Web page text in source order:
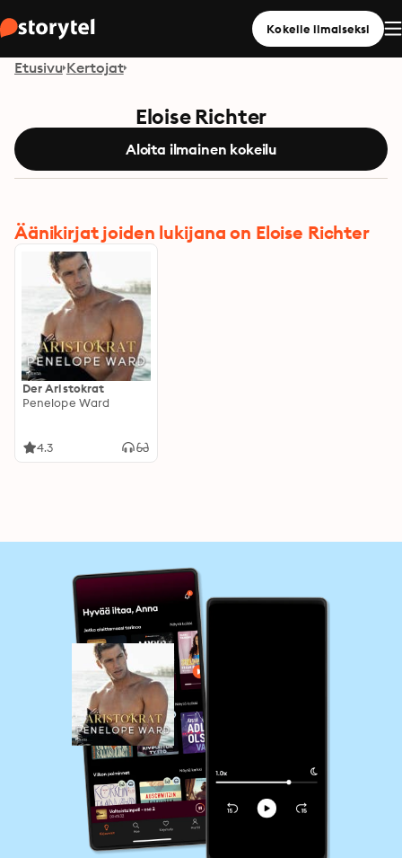
Kokeile ilmaiseksi
Etusivu Kertojat
Eloise Richter
Aloita ilmainen kokeilu
Äänikirjat joiden lukijana on Eloise Richter
Der Aristokrat
Penelope Ward
4.3